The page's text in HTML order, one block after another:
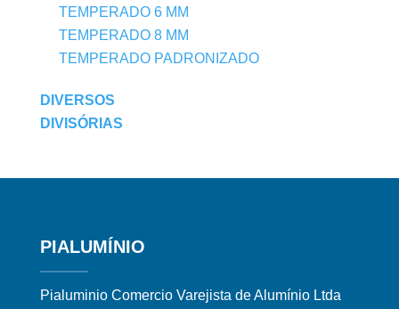
TEMPERADO 6 MM
TEMPERADO 8 MM
TEMPERADO PADRONIZADO
DIVERSOS
DIVISÓRIAS
PIALUMÍNIO
Pialuminio Comercio Varejista de Alumínio Ltda